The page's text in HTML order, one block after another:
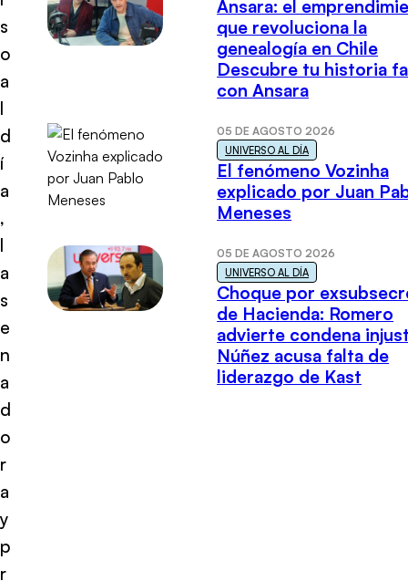
s
o
a
l
d
í
a
,
l
a
s
e
n
a
d
o
r
a
y
p
r
Ansara: el
que revoluciona la
genealogía en Chile
Descubre tu historia
con Ansara
05 DE AGOSTO 2026
UNIVERSO AL DÍA
El fenómeno Vozinha
explicado por Juan
Meneses
05 DE AGOSTO 2026
UNIVERSO AL DÍA
Choque por
de Hacienda: Romero
advierte condena
Núñez acusa falta de
liderazgo de Kast